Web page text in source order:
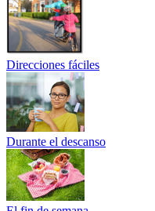
Direcciones fáciles
Durante el descanso